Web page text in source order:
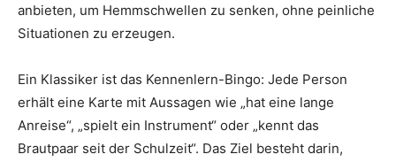
anbieten, um Hemmschwellen zu senken, ohne peinliche
Situationen zu erzeugen.
Ein Klassiker ist das Kennenlern-Bingo: Jede Person
erhält eine Karte mit Aussagen wie „hat eine lange
Anreise“, „spielt ein Instrument“ oder „kennt das
Brautpaar seit der Schulzeit“. Das Ziel besteht darin,